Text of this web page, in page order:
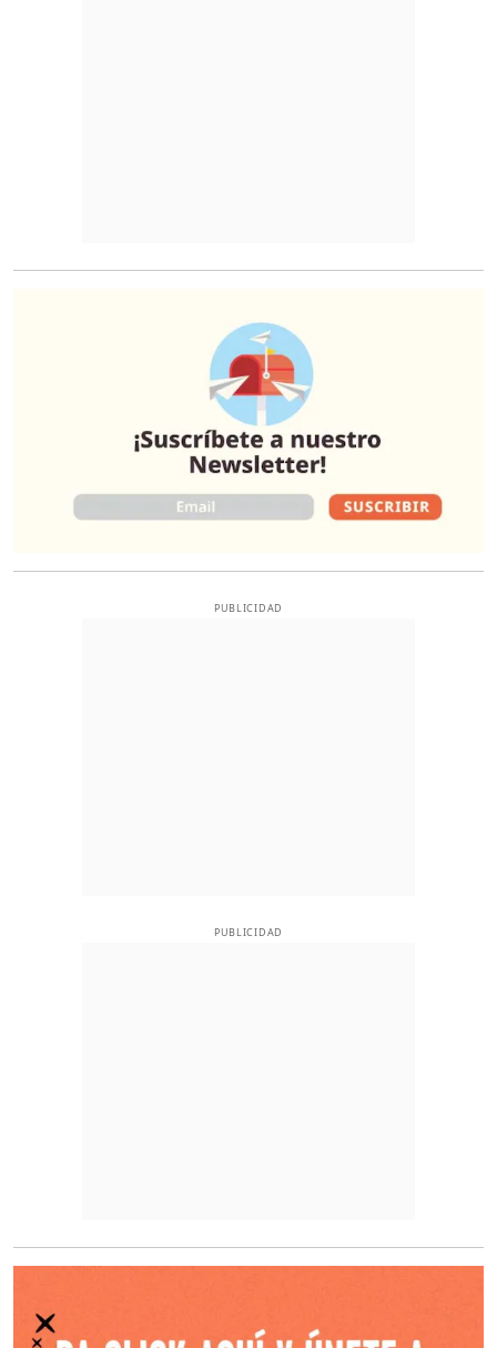
PUBLICIDAD
PUBLICIDAD